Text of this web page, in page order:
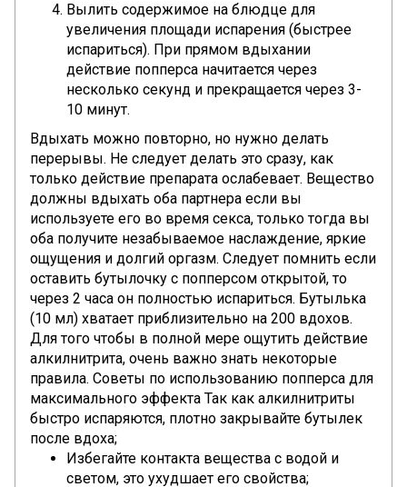
Вылить содержимое на блюдце для
увеличения площади испарения (быстрее
испариться). При прямом вдыхании
действие попперса начитается через
несколько секунд и прекращается через 3-
10 минут.
Вдыхать можно повторно, но нужно делать
перерывы. Не следует делать это сразу, как
только действие препарата ослабевает. Вещество
должны вдыхать оба партнера если вы
используете его во время секса, только тогда вы
оба получите незабываемое наслаждение, яркие
ощущения и долгий оргазм. Следует помнить если
оставить бутылочку с попперсом открытой, то
через 2 часа он полностью испариться. Бутылька
(10 мл) хватает приблизительно на 200 вдохов.
Для того чтобы в полной мере ощутить действие
алкилнитрита, очень важно знать некоторые
правила. Советы по использованию попперса для
максимального эффекта Так как алкилнитриты
быстро испаряются, плотно закрывайте бутылек
после вдоха;
Избегайте контакта вещества с водой и
светом, это ухудшает его свойства;